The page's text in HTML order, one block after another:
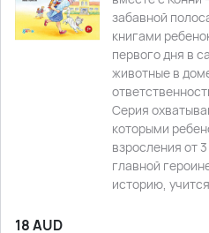
забавной
книгами
первого дня в
животные в
Серия
которыми
взросления от
главной
историю,
18AUD